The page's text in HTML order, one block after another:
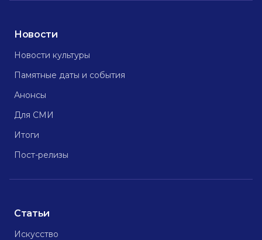
Новости
Новости культуры
Памятные даты и события
Анонсы
Для СМИ
Итоги
Пост-релизы
Статьи
Искусство